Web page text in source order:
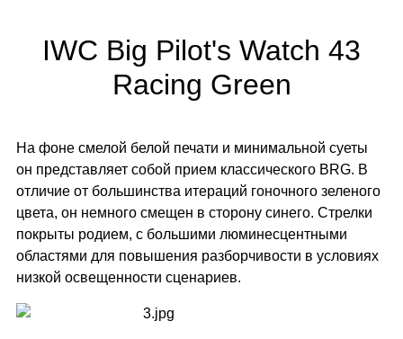
IWC Big Pilot's Watch 43
Racing Green
На фоне смелой белой печати и минимальной суеты
он представляет собой прием классического BRG. В
отличие от большинства итераций гоночного зеленого
цвета, он немного смещен в сторону синего. Стрелки
покрыты родием, с большими люминесцентными
областями для повышения разборчивости в условиях
низкой освещенности сценариев.